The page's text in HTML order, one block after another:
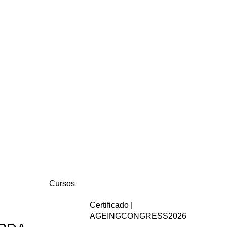
Cursos
Certificado |
AGEINGCONGRESS2026